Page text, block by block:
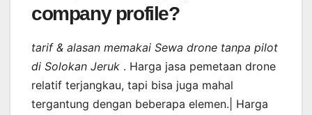
company profile?
tarif & alasan memakai Sewa drone tanpa pilot
di Solokan Jeruk . Harga jasa pemetaan drone
relatif terjangkau, tapi bisa juga mahal
tergantung dengan beberapa elemen.| Harga